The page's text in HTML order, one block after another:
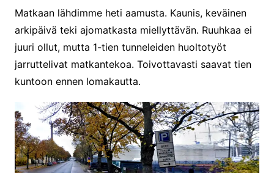
Matkaan lähdimme heti aamusta. Kaunis, keväinen
arkipäivä teki ajomatkasta miellyttävän. Ruuhkaa ei
juuri ollut, mutta 1-tien tunneleiden huoltotyöt
jarruttelivat matkantekoa. Toivottavasti saavat tien
kuntoon ennen lomakautta.